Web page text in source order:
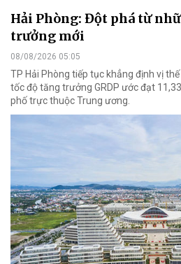
Hải Phòng: Đột phá từ
trưởng mới
08/08/2026 05:05
TP Hải Phòng tiếp tục khẳng định vị
tốc độ tăng trưởng GRDP ước đạt
phố trực thuộc Trung ương.